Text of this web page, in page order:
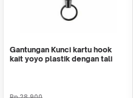
Gantungan Kunci kartu hook
kait yoyo plastik dengan tali